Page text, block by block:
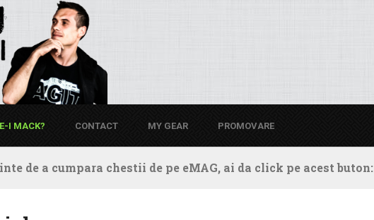
I MACK? CONTACT MY GEAR PROMOVARE
de a cumpara chestii de pe eMAG, ai da click pe acest buton: